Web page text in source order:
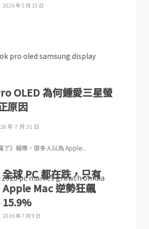
2026 年 5 月 15 日
OLED 為何鍾愛三星螢
原因
年 7 月 31 日
了》報導，很多人以為 Apple...
全球 PC 都在跌，只有
Apple Mac 逆勢狂飆
15.9%
2026 年 7 月 9 日